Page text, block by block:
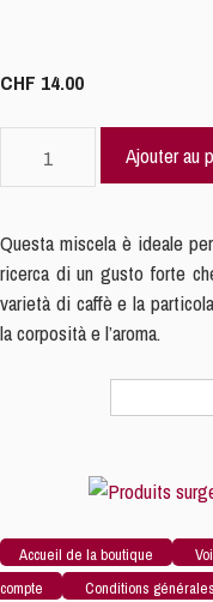
CHF 14.00
Caffè
Miscela
STUOIA
500g
Ajouter au
Questa miscela è ideale
ricerca di un gusto forte
varietà di caffè e la
la corposità e l’aroma.
Accueil de la boutique
compte
Conditions